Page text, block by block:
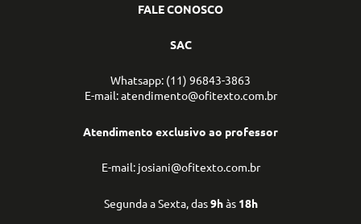
FALE CONOSCO
SAC
Whatsapp: (11) 96843-3863
E-mail: atendimento@ofitexto.com.br
Atendimento exclusivo ao professor
E-mail: josiani@ofitexto.com.br
Segunda a Sexta, das9hàs 18h